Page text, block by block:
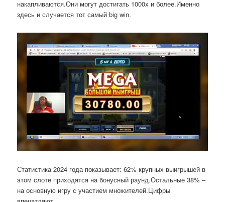
накапливаются.Они могут достигать 1000x и более.Именно
здесь и случается тот самый big win.
Статистика 2024 года показывает: 62% крупных выигрышей в
этом слоте приходятся на бонусный раунд.Остальные 38% –
на основную игру с участием множителей.Цифры